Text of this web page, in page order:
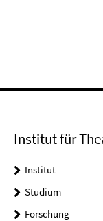
Institut für
Institut
Studium
Forschung